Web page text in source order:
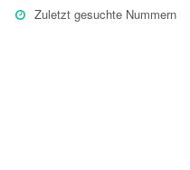
Zuletzt gesuchte Nummern